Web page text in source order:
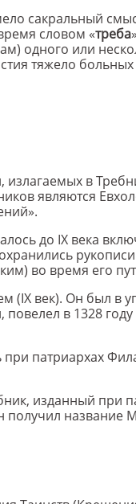
сакральный
словом «треба
одного или
тяжело
в
являются
до IX века
во время его
век). Он был в
в 1328
патриархах
изданный при
название